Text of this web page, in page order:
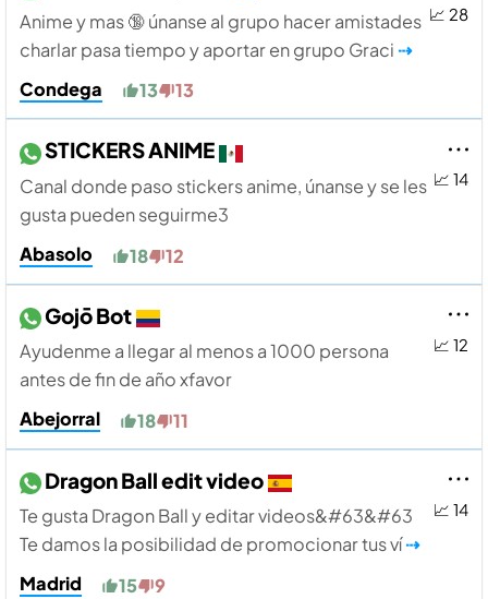
📈 28
Anime y mas 🔞 únanse al grupo hacer amistades
charlar pasa tiempo y aportar en grupo Graci ⇢
Condega
13 13
📈 14
STICKERS ANIME
Canal donde paso stickers anime, únanse y se les
gusta pueden seguirme3
Abasolo
18 12
📈 12
Gojō Bot
Ayudenme a llegar al menos a 1000 persona
antes de fin de año xfavor
Abejorral
18 11
📈 14
Dragon Ball edit video
Te gusta Dragon Ball y editar videos&#63&#63
Te damos la posibilidad de promocionar tus ví⇢
Madrid
15 9